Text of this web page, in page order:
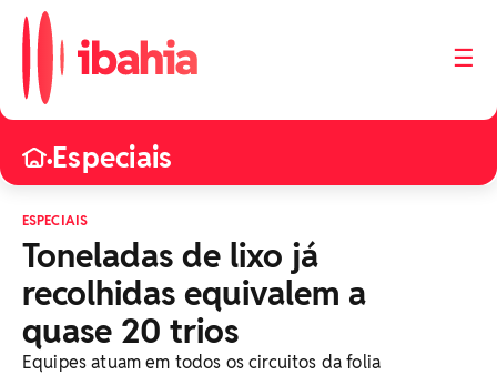
☰
•Especiais
ESPECIAIS
Toneladas de lixo já
recolhidas equivalem a
quase 20 trios
Equipes atuam em todos os circuitos da folia